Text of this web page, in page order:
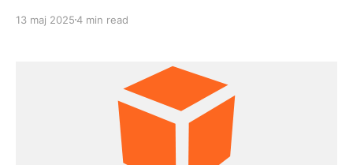
są z lat: 2005, 2006, 2007, 2008, 2009, 2010, 2011,
2022, 2023, 2024) w programie Google Summer of
Code. GSOC to inicjatywa
13 maj 20254 min read